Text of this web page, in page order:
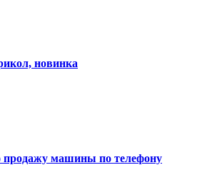
новинка
продажу машины по телефону